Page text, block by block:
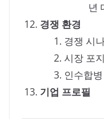
년
경쟁 환경
경쟁 시
시장 포
인수합
기업 프로필